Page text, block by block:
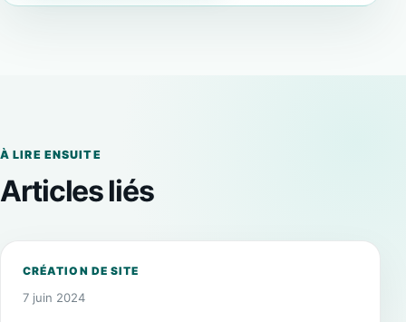
À LIRE ENSUITE
Articles liés
CRÉATION DE SITE
7 juin 2024